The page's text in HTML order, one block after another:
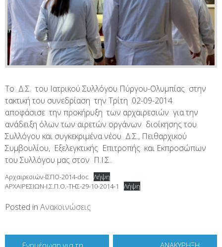
Το Δ.Σ. του Ιατρικού Συλλόγου Πύργου-Ολυμπίας στην
τακτική του συνεδρίαση την Τρίτη 02-09-2014
αποφάσισε την προκήρυξη των αρχαιρεσιών για την
ανάδειξη όλων των αιρετών οργάνων διοίκησης του
Συλλόγου και συγκεκριμένα νέου Δ.Σ., Πειθαρχικού
Συμβουλίου, Εξελεγκτικής Επιτροπής και Εκπροσώπων
του Συλλόγου μας στον Π.Ι.Σ..
Αρχαιρεσιών-ΙΣΠΟ-2014-doc
Λήψη
ΑΡΧΑΙΡΕΣΙΩΝ-Ι.Σ.Π.Ο.-ΤΗΣ-29-10-2014-1
Λήψη
Posted in Ανακοινώσεις
Πλοήγηση
Ενημέρωση για τη
ANAKYΡΗΞΗ